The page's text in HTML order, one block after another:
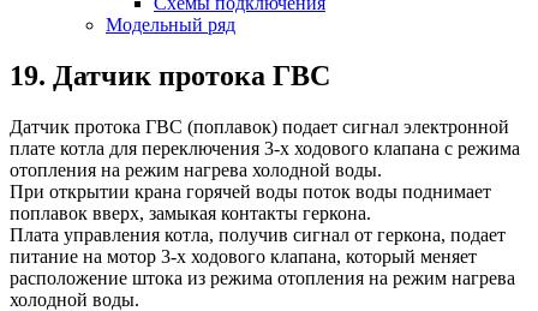
Модельный ряд
19. Датчик протока ГВС
Датчик протока ГВС (поплавок) подает сигнал электронной
плате котла для переключения 3-х ходового клапана с режима
отопления на режим нагрева холодной воды.
При открытии крана горячей воды поток воды поднимает
поплавок вверх, замыкая контакты геркона.
Плата управления котла, получив сигнал от геркона, подает
питание на мотор 3-х ходового клапана, который меняет
расположение штока из режима отопления на режим нагрева
холодной воды.